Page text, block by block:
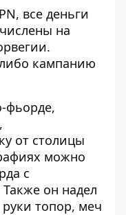
все деньги
на
кампанию
фьорде,
от столицы
можно
с
он надел
топор, меч